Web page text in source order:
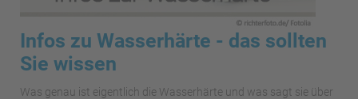
Infos zu Wasserhärte - das sollten
Sie wissen
Was genau ist eigentlich die Wasserhärte und was sagt sie über